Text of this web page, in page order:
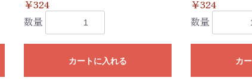
￥324
数量
カートに入れる
￥324
数量
カ